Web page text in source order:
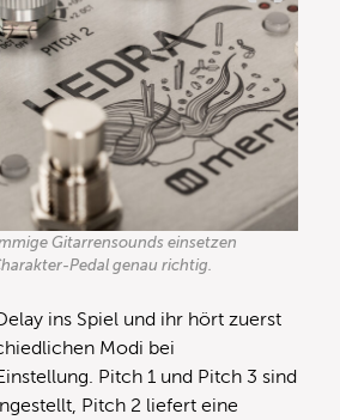
Gitarrensounds einsetzen
Pedal genau richtig.
ins Spiel und ihr hört zuerst
Modi bei
Pitch 1 und Pitch 3 sind
Pitch 2 liefert eine